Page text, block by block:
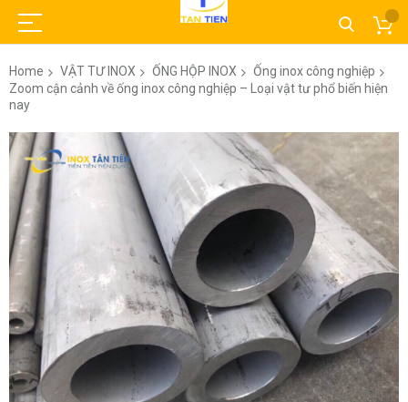
Home VẬT TƯ INOX ỐNG HỘP INOX
Ống inox công nghiệp
Zoom cận cảnh về ống inox công nghiệp – Loại vật tư phổ biến hiện
nay
Skip
to
the
end
of
the
images
gallery